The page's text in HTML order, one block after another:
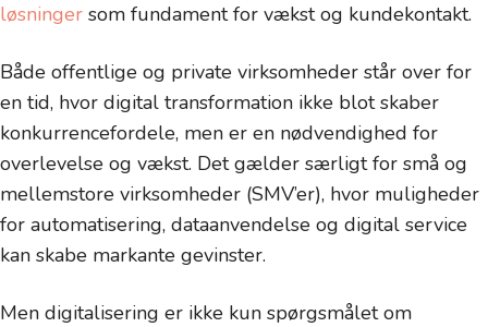
løsninger som fundament for vækst og kundekontakt.
Både offentlige og private virksomheder står over for
en tid, hvor digital transformation ikke blot skaber
konkurrencefordele, men er en nødvendighed for
overlevelse og vækst. Det gælder særligt for små og
mellemstore virksomheder (SMV’er), hvor muligheder
for automatisering, dataanvendelse og digital service
kan skabe markante gevinster.
Men digitalisering er ikke kun spørgsmålet om